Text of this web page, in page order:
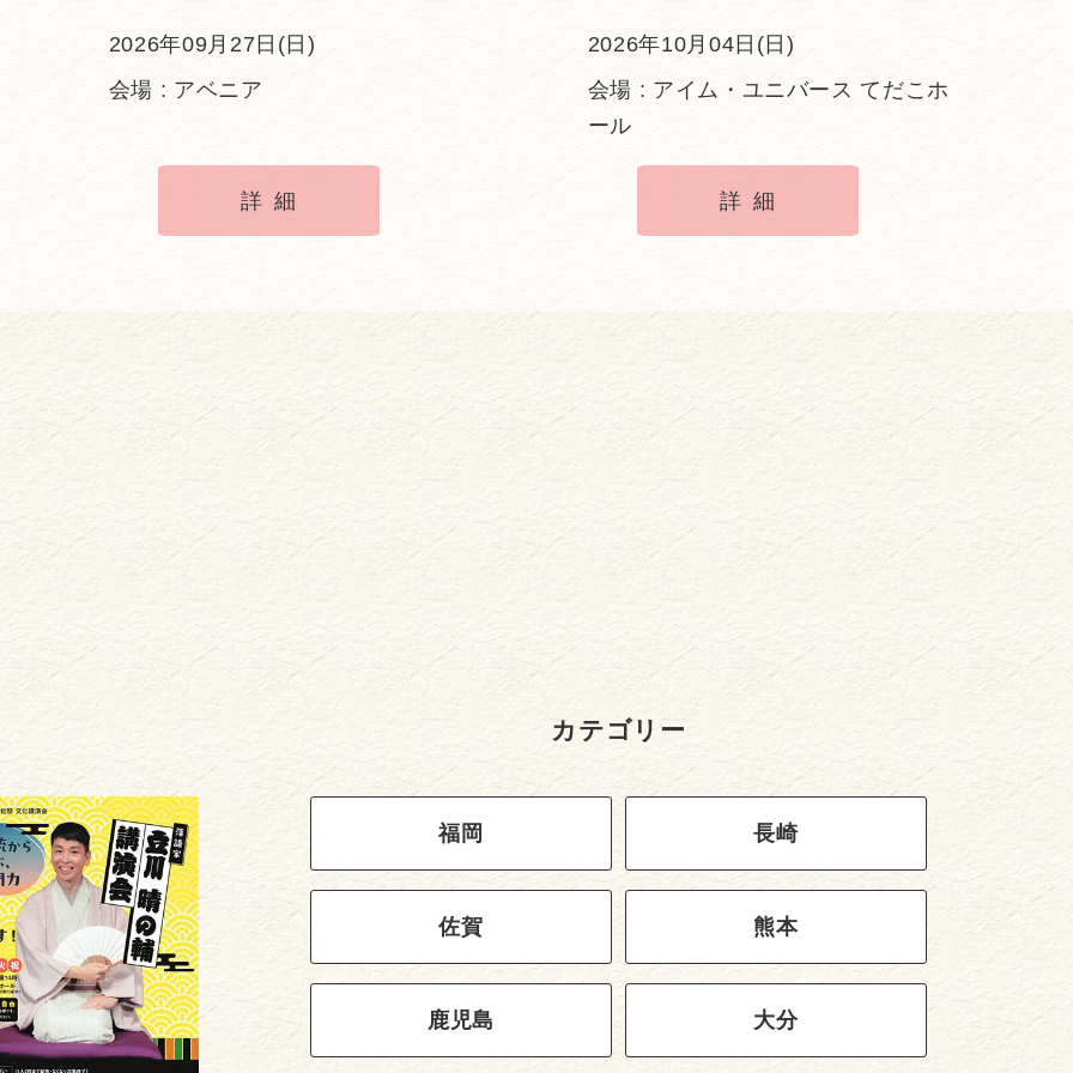
2026年09月27日(日)
会場 : アベニア
詳細
2026年10月04日(日)
会場 : アイム・ユニバース てだこホ
ール
詳細
カテゴリー
福岡 長崎
佐賀 熊本
鹿児島 大分